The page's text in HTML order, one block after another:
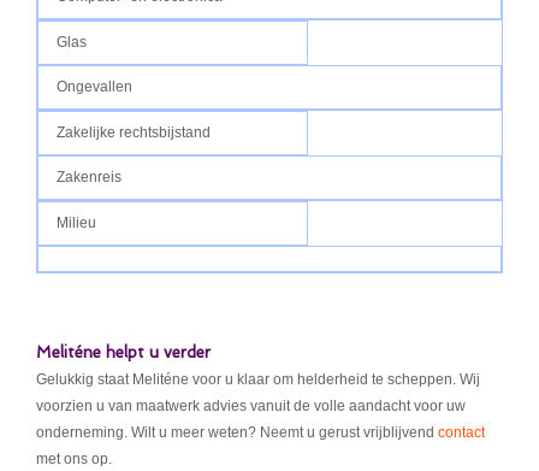
Glas
Ongevallen
Zakelijke rechtsbijstand
Zakenreis
Milieu
Meliténe helpt u verder
Gelukkig staat Meliténe voor u klaar om helderheid te scheppen. Wij
voorzien u van maatwerk advies vanuit de volle aandacht voor uw
onderneming. Wilt u meer weten? Neemt u gerust vrijblijvend contact
met ons op.